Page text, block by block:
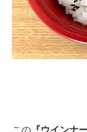
この 『ウインナ